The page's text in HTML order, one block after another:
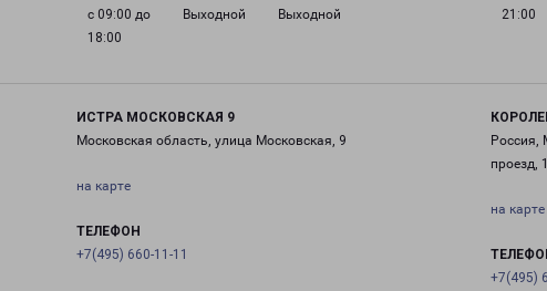
с 09:00 до
18:00
Выходной Выходной
21:00
ИСТРА МОСКОВСКАЯ 9
Московская область, улица Московская, 9
на карте
ТЕЛЕФОН
+7(495) 660-11-11
Россия,
проезд,
на карте
+7(495)